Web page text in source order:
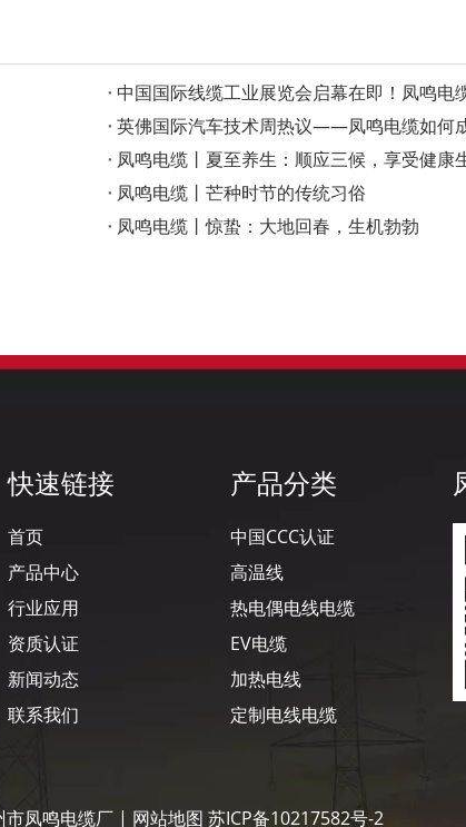
中国国际线缆工业展览会启幕在即！凤鸣电
英佛国际汽车技术周热议——凤鸣电缆如何
凤鸣电缆丨夏至养生：顺应三候，享受健康
凤鸣电缆丨芒种时节的传统习俗
凤鸣电缆丨惊蛰：大地回春，生机勃勃
快速链接
首页
产品中心
行业应用
资质认证
新闻动态
联系我们
产品分类
中国CCC认证
高温线
热电偶电线电缆
EV电缆
加热电线
定制电线电缆
市凤鸣电缆厂 | 网站地图 苏ICP备10217582号-2